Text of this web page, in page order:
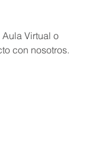
Virtual o
con nosotros.